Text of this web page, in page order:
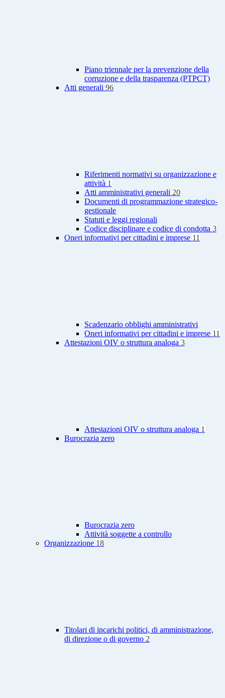
Piano triennale per la prevenzione della
corruzione e della trasparenza (PTPCT)
Atti generali 96
Riferimenti normativi su organizzazione e
attività 1
Atti amministrativi generali 20
Documenti di programmazione strategico-
gestionale
Statuti e leggi regionali
Codice disciplinare e codice di condotta 3
Oneri informativi per cittadini e imprese 11
Scadenzario obblighi amministrativi
Oneri informativi per cittadini e imprese 11
Attestazioni OIV o struttura analoga 3
Attestazioni OIV o struttura analoga 1
Burocrazia zero
Burocrazia zero
Attività soggette a controllo
Organizzazione 18
Titolari di incarichi politici, di amministrazione,
di direzione o di governo 2